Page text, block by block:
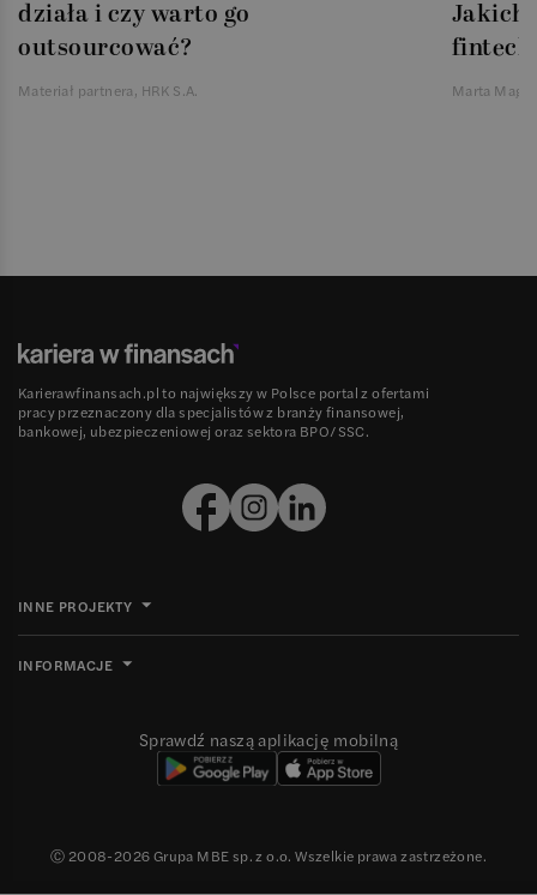
działa i czy warto go
outsourcować?
Materiał partnera, HRK S.A.
Jakich
Marta
Karierawfinansach.pl to największy w Polsce portal z ofertami
pracy przeznaczony dla specjalistów z branży finansowej,
bankowej, ubezpieczeniowej oraz sektora BPO/SSC.
INNE PROJEKTY
INFORMACJE
Sprawdź naszą aplikację mobilną
Ⓒ 2008-2026Grupa MBE sp. z o.o. Wszelkie prawa zastrzeżone.